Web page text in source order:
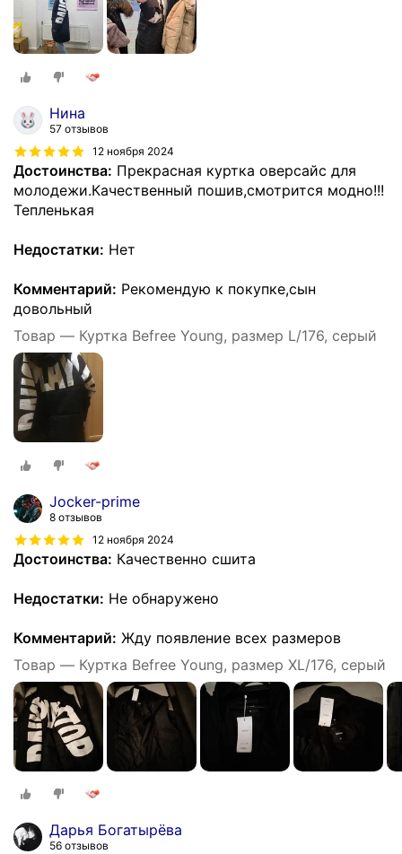
Нина
57 отзывов
12 ноября 2024
Достоинства: Прекрасная куртка оверсайс для
молодежи.Качественный пошив,смотрится модно!!!
Тепленькая
Недостатки: Нет
Комментарий: Рекомендую к покупке,сын
довольный
Товар — Куртка Befree Young, размер L/176, серый
Jocker-prime
8 отзывов
12 ноября 2024
Достоинства: Качественно сшита
Недостатки: Не обнаружено
Комментарий: Жду появление всех размеров
Товар — Куртка Befree Young, размер XL/176, серый
Дарья Богатырёва
56 отзывов